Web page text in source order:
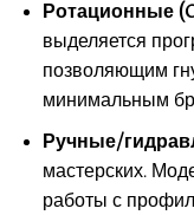
Ротационные
выделяется
позволяющим
минимальным
Ручные/
мастерских.
работы с